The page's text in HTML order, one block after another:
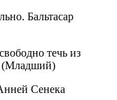
Бальтасар
течь из
(Младший)
Сенека